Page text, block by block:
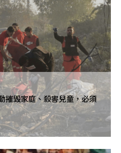
摧毀家庭、殺害兒童，必須